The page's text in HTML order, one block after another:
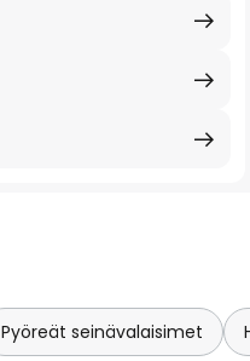
Pyöreät seinävalaisimet